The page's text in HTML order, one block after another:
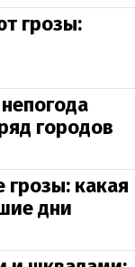
грозы:
городов
грозы: какая
дни